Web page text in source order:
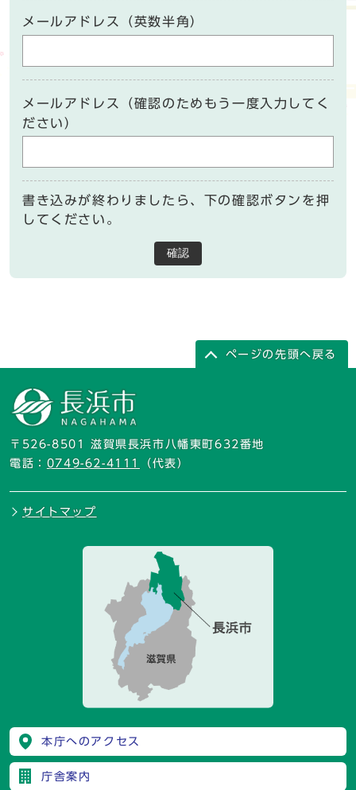
メールアドレス（英数半角）
メールアドレス（確認のためもう一度入力してく
ださい）
書き込みが終わりましたら、下の確認ボタンを押
してください。
確認
ページの先頭へ戻る
〒526-8501 滋賀県長浜市八幡東町632番地
電話： 0749-62-4111 （代表）
サイトマップ
本庁へのアクセス
庁舎案内